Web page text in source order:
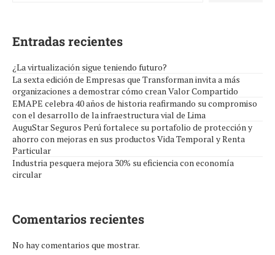
Entradas recientes
¿La virtualización sigue teniendo futuro?
La sexta edición de Empresas que Transforman invita a más
organizaciones a demostrar cómo crean Valor Compartido
EMAPE celebra 40 años de historia reafirmando su compromiso
con el desarrollo de la infraestructura vial de Lima
AuguStar Seguros Perú fortalece su portafolio de protección y
ahorro con mejoras en sus productos Vida Temporal y Renta
Particular
Industria pesquera mejora 30% su eficiencia con economía
circular
Comentarios recientes
No hay comentarios que mostrar.